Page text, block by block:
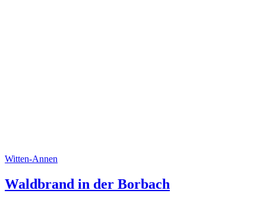
Witten-Annen
Waldbrand in der Borbach